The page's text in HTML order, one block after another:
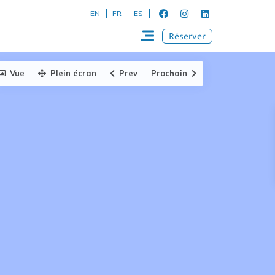
EN FR ES
Réserver
Vue Plein écran Prev Prochain